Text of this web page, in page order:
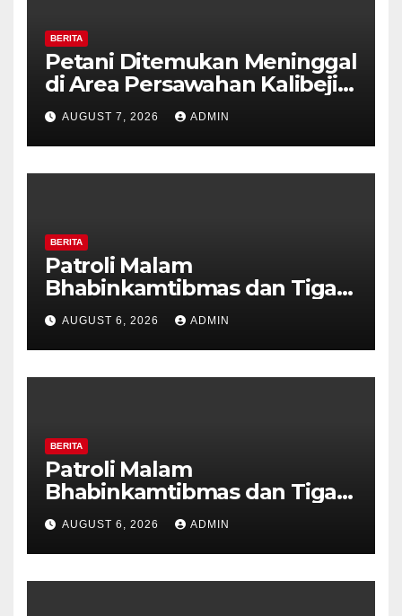
BERITA
Petani Ditemukan Meninggal
di Area Persawahan Kalibeji,
Polisi Pastikan Tidak Ada
Tanda Kekerasan
AUGUST 7, 2026 ADMIN
BERITA
Patroli Malam
Bhabinkamtibmas dan Tiga
Pilar Kelurahan Ungaran
Perkuat Kamtibmas, Warga
Diajak Aktifkan Ronda
AUGUST 6, 2026 ADMIN
BERITA
Patroli Malam
Bhabinkamtibmas dan Tiga
Pilar Kelurahan Ungaran
Perkuat Kamtibmas, Warga
Diajak Aktifkan Ronda
AUGUST 6, 2026 ADMIN